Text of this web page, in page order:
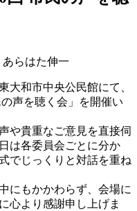
あらはた伸一
大和市中央公民館にて、
声を聴く会」を開催い
や貴重なご意見を直接伺
は各委員会ごとに分か
でじっくりと対話を重ね
にもかかわらず、会場に
心より感謝申し上げま